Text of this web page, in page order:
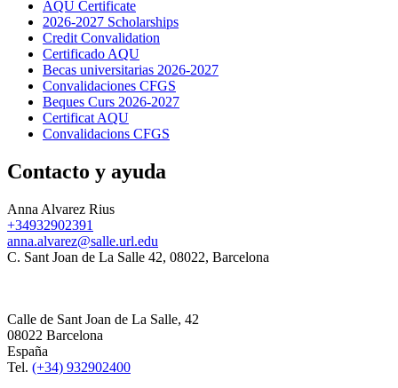
AQU Certificate
2026-2027 Scholarships
Credit Convalidation
Certificado AQU
Becas universitarias 2026-2027
Convalidaciones CFGS
Beques Curs 2026-2027
Certificat AQU
Convalidacions CFGS
Contacto y ayuda
Anna Alvarez Rius
+34932902391
anna.alvarez@salle.url.edu
C. Sant Joan de La Salle 42, 08022, Barcelona
Calle de Sant Joan de La Salle, 42
08022 Barcelona
España
Tel. (+34) 932902400